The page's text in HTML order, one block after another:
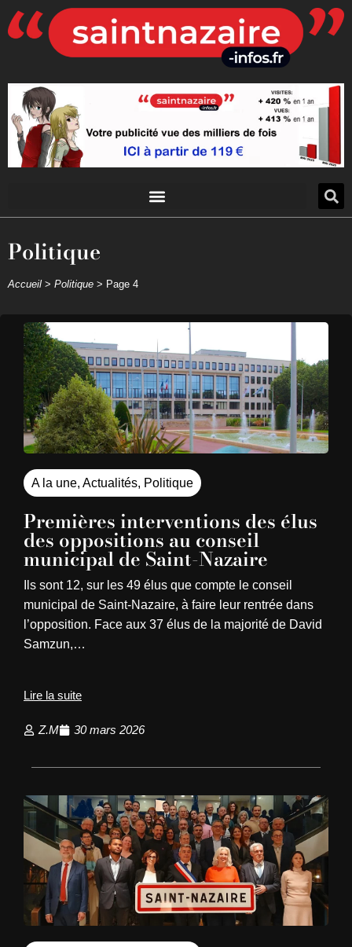
Politique
Accueil > Politique > Page 4
A la une, Actualités, Politique
Premières interventions des élus
des oppositions au conseil
municipal de Saint-Nazaire
Ils sont 12, sur les 49 élus que compte le conseil
municipal de Saint-Nazaire, à faire leur rentrée dans
l’opposition. Face aux 37 élus de la majorité de David
Samzun,…
Lire la suite
Z.M 30 mars 2026